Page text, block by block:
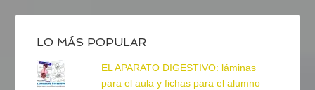
LO MÁS POPULAR
EL APARATO DIGESTIVO: láminas
para el aula y fichas para el alumno